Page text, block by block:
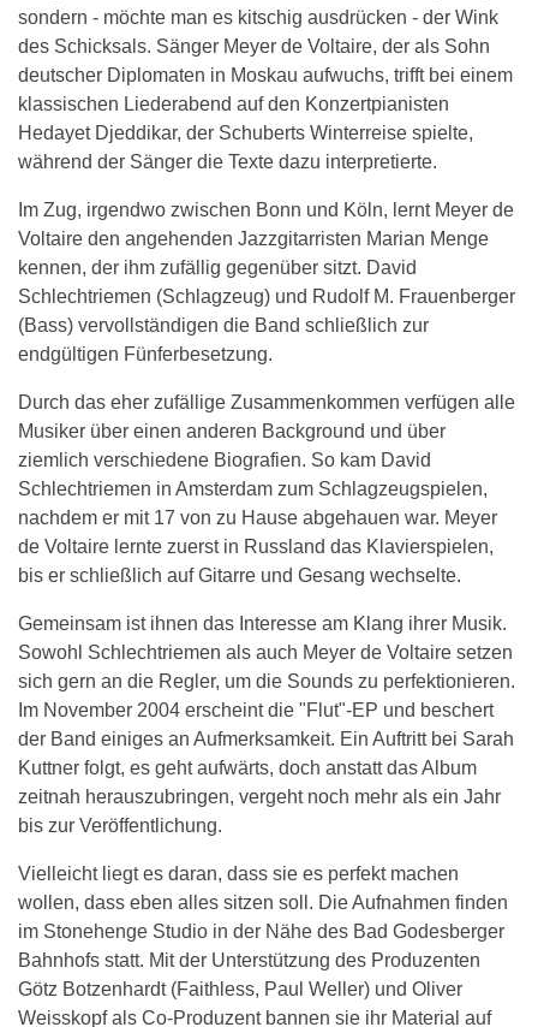
sondern - möchte man es kitschig ausdrücken - der Wink
des Schicksals. Sänger Meyer de Voltaire, der als Sohn
deutscher Diplomaten in Moskau aufwuchs, trifft bei einem
klassischen Liederabend auf den Konzertpianisten
Hedayet Djeddikar, der Schuberts Winterreise spielte,
während der Sänger die Texte dazu interpretierte.
Im Zug, irgendwo zwischen Bonn und Köln, lernt Meyer de
Voltaire den angehenden Jazzgitarristen Marian Menge
kennen, der ihm zufällig gegenüber sitzt. David
Schlechtriemen (Schlagzeug) und Rudolf M. Frauenberger
(Bass) vervollständigen die Band schließlich zur
endgültigen Fünferbesetzung.
Durch das eher zufällige Zusammenkommen verfügen alle
Musiker über einen anderen Background und über
ziemlich verschiedene Biografien. So kam David
Schlechtriemen in Amsterdam zum Schlagzeugspielen,
nachdem er mit 17 von zu Hause abgehauen war. Meyer
de Voltaire lernte zuerst in Russland das Klavierspielen,
bis er schließlich auf Gitarre und Gesang wechselte.
Gemeinsam ist ihnen das Interesse am Klang ihrer Musik.
Sowohl Schlechtriemen als auch Meyer de Voltaire setzen
sich gern an die Regler, um die Sounds zu perfektionieren.
Im November 2004 erscheint die "Flut"-EP und beschert
der Band einiges an Aufmerksamkeit. Ein Auftritt bei Sarah
Kuttner folgt, es geht aufwärts, doch anstatt das Album
zeitnah herauszubringen, vergeht noch mehr als ein Jahr
bis zur Veröffentlichung.
Vielleicht liegt es daran, dass sie es perfekt machen
wollen, dass eben alles sitzen soll. Die Aufnahmen finden
im Stonehenge Studio in der Nähe des Bad Godesberger
Bahnhofs statt. Mit der Unterstützung des Produzenten
Götz Botzenhardt (Faithless, Paul Weller) und Oliver
Weisskopf als Co-Produzent bannen sie ihr Material auf